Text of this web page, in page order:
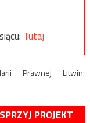
Tutaj
Prawnej Litwin:
PROJEKT